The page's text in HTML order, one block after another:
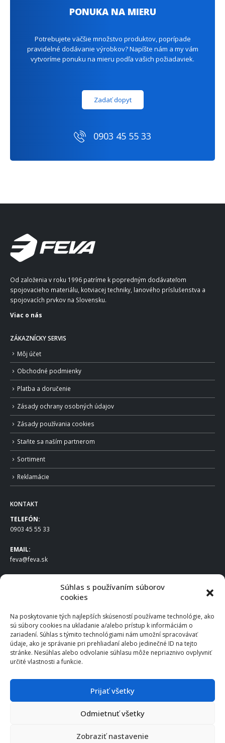
Súhlas s používaním súborov
cookies
Na poskytovanie tých najlepších skúseností používame technológie, ako
sú súbory cookies na ukladanie a/alebo prístup k informáciám o
zariadení. Súhlas s týmito technológiami nám umožní spracovávať
údaje, ako je správanie pri prehliadaní alebo jedinečné ID na tejto
stránke. Nesúhlas alebo odvolanie súhlasu môže nepriaznivo ovplyvniť
určité vlastnosti a funkcie.
Prijať všetky
Odmietnuť všetky
Zobraziť nastavenie
PONUKA NA MIERU
Potrebujete väčšie množstvo produktov, poprípade
pravidelné dodávanie výrobkov? Napíšte nám a my vám
vytvoríme ponuku na mieru podľa vašich požiadaviek.
Zadať dopyt
0903 45 55 33
Od založenia v roku 1996 patríme k popredným dodávateľom
spojovacieho materiálu, kotviacej techniky, lanového príslušenstva a
spojovacích prvkov na Slovensku.
Viac o nás
ZÁKAZNÍCKY SERVIS
Môj účet
Obchodné podmienky
Platba a doručenie
Zásady ochrany osobných údajov
Zásady používania cookies
Staňte sa naším partnerom
Sortiment
Reklamácie
KONTAKT
TELEFÓN:
0903 45 55 33
EMAIL:
feva@feva.sk
FEVA Slovakia SK s.r.o.
831 04 Bratislava
IČO: 50922688
DIČ: 2120539388
IČ DPH: SK2120539388
Po – Pia: 8:00 – 16:30